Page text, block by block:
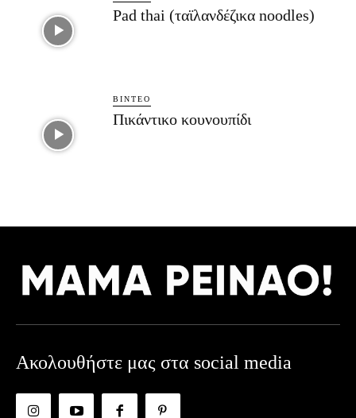
Pad thai (ταϊλανδέζικα noodles)
ΒΊΝΤΕΟ
Πικάντικο κουνουπίδι
Ακολουθήστε μας στα social media